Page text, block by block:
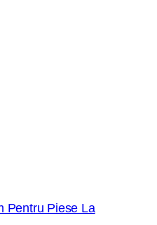
Pentru Piese La